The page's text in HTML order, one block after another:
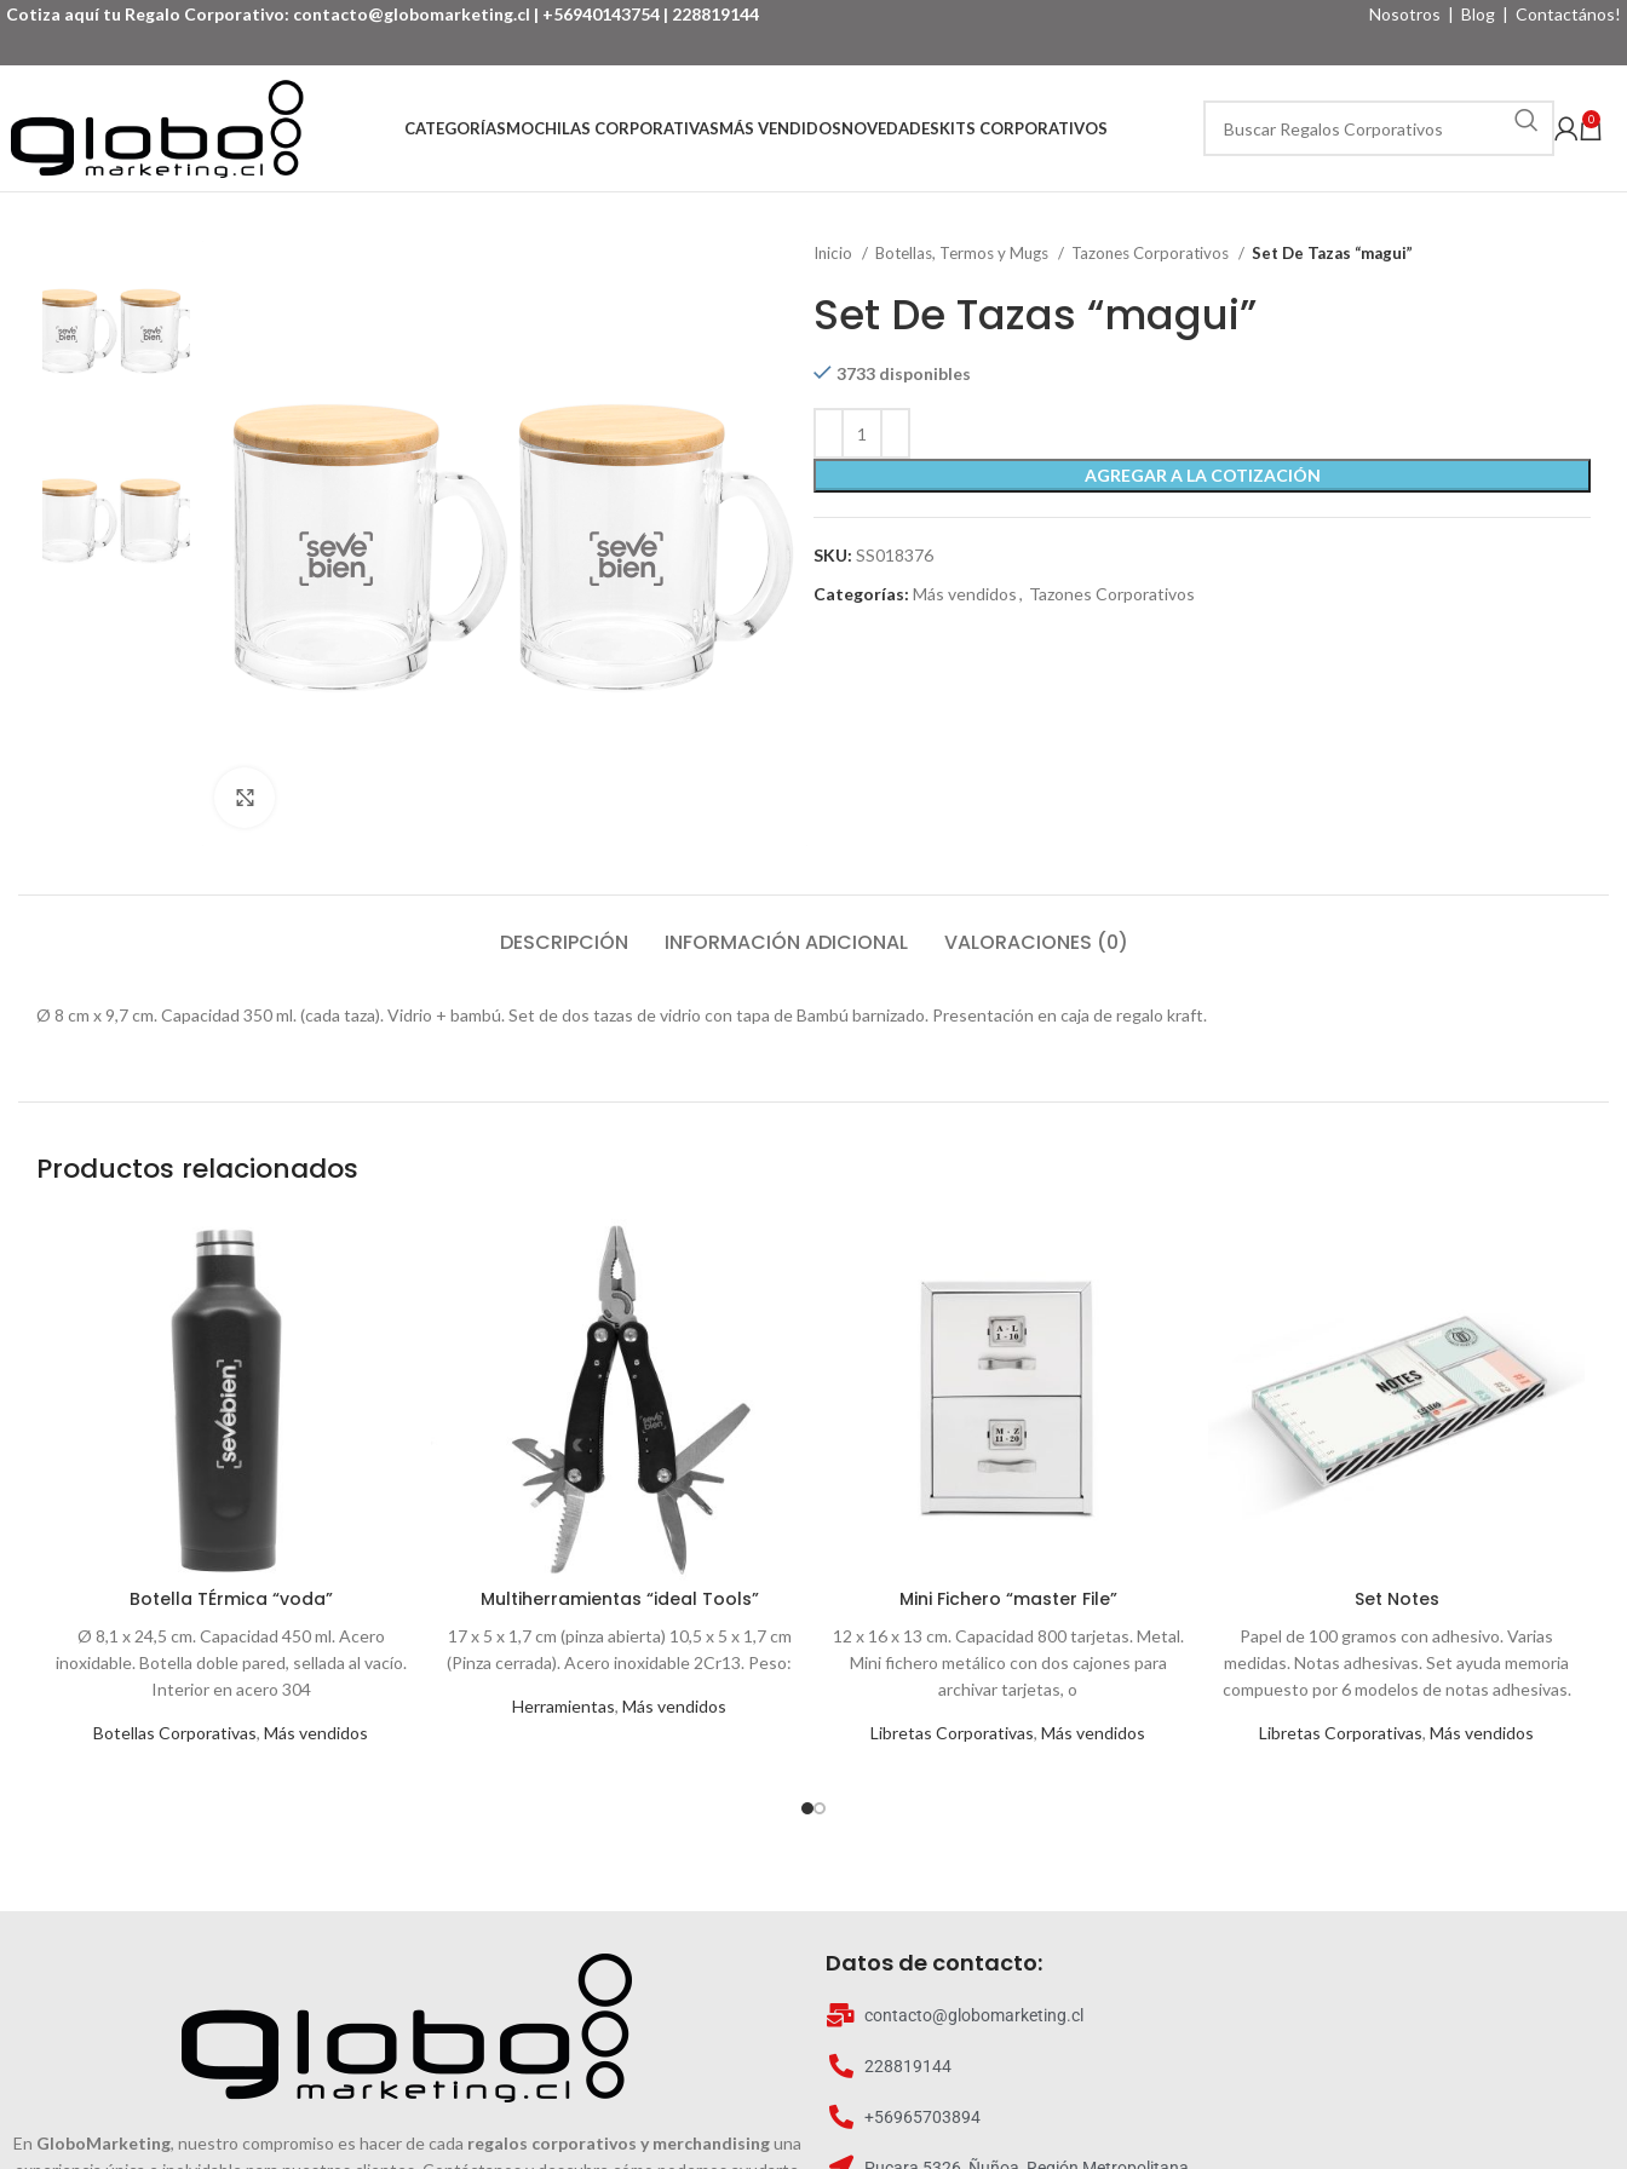
Cotiza aquí tu Regalo Corporativo: contacto@globomarketing.cl | +56940143754 | 228819144 Nosotros | Blog | Contactános!
CATEGORÍASMOCHILAS CORPORATIVASMÁS VENDIDOSNOVEDADESKITS CORPORATIVOS 0
Inicio Botellas, Termos y Mugs Tazones Corporativos Set De Tazas “magui”
Set De Tazas “magui”
3733 disponibles
AGREGAR A LA COTIZACIÓN
SKU: SS018376
Categorías: Más vendidos, Tazones Corporativos
DESCRIPCIÓN INFORMACIÓN ADICIONAL VALORACIONES (0)
Ø 8 cm x 9,7 cm. Capacidad 350 ml. (cada taza). Vidrio + bambú. Set de dos tazas de vidrio con tapa de Bambú barnizado. Presentación en caja de regalo kraft.
Productos relacionados
Botella TÉrmica “voda”
Botellas Corporativas, Más vendidos
Ø 8,1 x 24,5 cm. Capacidad 450 ml. Acero
inoxidable. Botella doble pared, sellada al vacío.
Interior en acero 304
Multiherramientas “ideal Tools”
Herramientas, Más vendidos
17 x 5 x 1,7 cm (pinza abierta) 10,5 x 5 x 1,7 cm
(Pinza cerrada). Acero inoxidable 2Cr13. Peso:
Mini Fichero “master File”
Libretas Corporativas, Más vendidos
12 x 16 x 13 cm. Capacidad 800 tarjetas. Metal.
Mini fichero metálico con dos cajones para
archivar tarjetas, o
Set Notes
Libretas Corporativas, Más vendidos
Papel de 100 gramos con adhesivo. Varias
medidas. Notas adhesivas. Set ayuda memoria
compuesto por 6 modelos de notas adhesivas.
En GloboMarketing, nuestro compromiso es hacer de cada regalos corporativos y merchandisinguna
Datos de contacto:
contacto@globomarketing.cl
228819144
+56965703894